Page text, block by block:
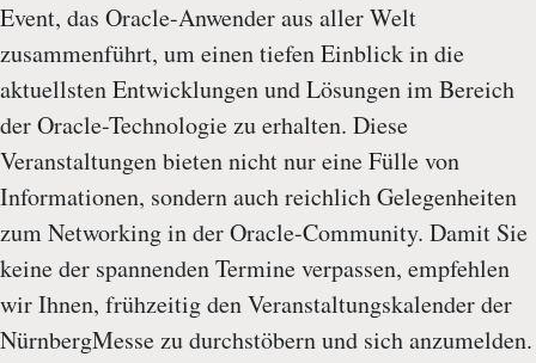
Event, das Oracle-Anwender aus aller Welt
zusammenführt, um einen tiefen Einblick in die
aktuellsten Entwicklungen und Lösungen im Bereich
der Oracle-Technologie zu erhalten. Diese
Veranstaltungen bieten nicht nur eine Fülle von
Informationen, sondern auch reichlich Gelegenheiten
zum Networking in der Oracle-Community. Damit Sie
keine der spannenden Termine verpassen, empfehlen
wir Ihnen, frühzeitig den Veranstaltungskalender der
NürnbergMesse zu durchstöbern und sich anzumelden.